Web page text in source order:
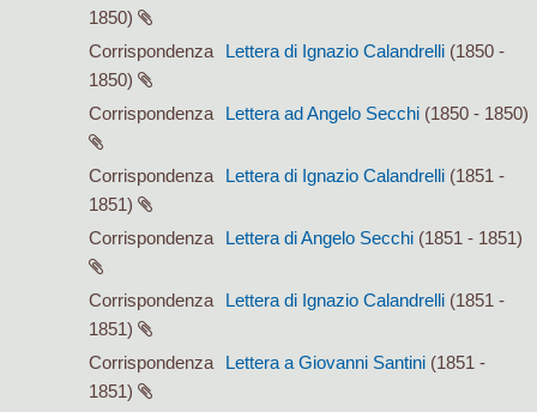
1850)
Corrispondenza
Lettera di Ignazio Calandrelli (1850 -
1850)
Corrispondenza
Lettera ad Angelo Secchi (1850 - 1850)
Corrispondenza Lettera di Ignazio Calandrelli (1851 -
1851)
Corrispondenza
Lettera di Angelo Secchi (1851 - 1851)
Corrispondenza Lettera di Ignazio Calandrelli (1851 -
1851)
Corrispondenza
Lettera a Giovanni Santini (1851 -
1851)